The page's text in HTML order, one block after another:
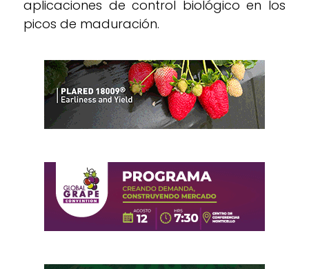
aplicaciones de control biológico en los
picos de maduración.